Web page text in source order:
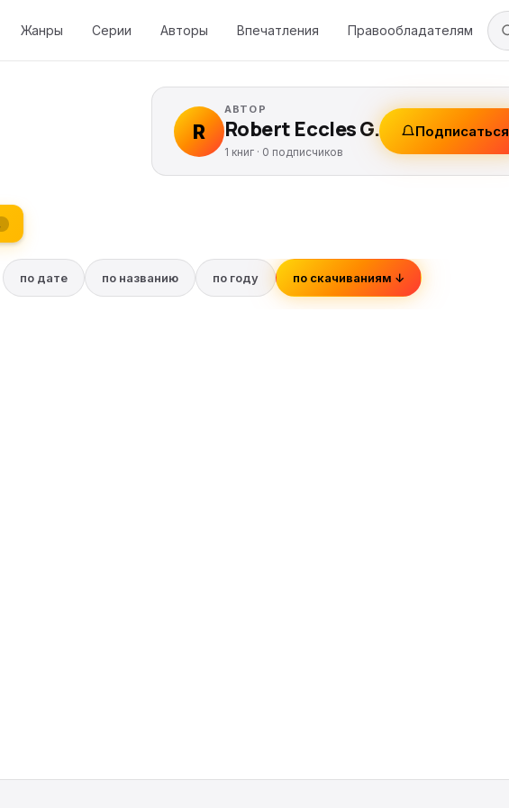
Жанры Серии Авторы Впечатления Правообладателям
R
АВТОР
Robert Eccles G.
1 книг · 0 подписчиков
Подписаться
по дате по названию по году по скачиваниям ↓